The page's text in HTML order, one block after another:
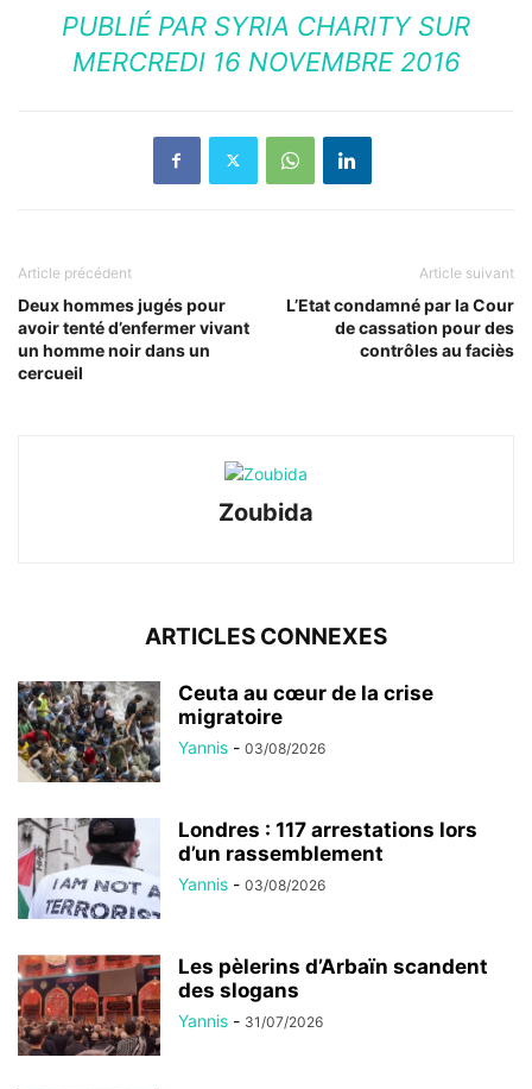
PUBLIÉ PAR SYRIA CHARITYSUR
MERCREDI 16 NOVEMBRE 2016
Article précédent
Deux hommes jugés pour
avoir tenté d’enfermer vivant
un homme noir dans un
cercueil
Article suivant
L’Etat condamné par la Cour
de cassation pour des
contrôles au faciès
Zoubida
ARTICLES CONNEXES
Ceuta au cœur de la crise
migratoire
Yannis - 03/08/2026
Londres : 117 arrestations lors
d’un rassemblement
Yannis - 03/08/2026
Les pèlerins d’Arbaïn scandent
des slogans
Yannis - 31/07/2026